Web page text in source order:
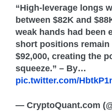
“High-leverage longs
between $82K and
weak hands had been
short positions
$92,000, creating the
squeeze.” – By…
pic.twitter.com/
— CryptoQuant.com